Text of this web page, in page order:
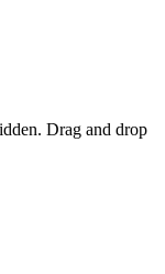
Drag and drop